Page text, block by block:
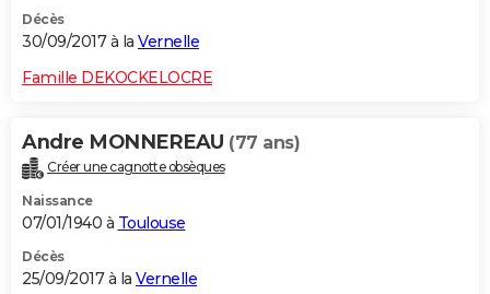
Décès
30/09/2017 à la Vernelle
Famille DEKOCKELOCRE
Andre MONNEREAU (77 ans)
Créer une cagnotte obsèques
Naissance
07/01/1940 à Toulouse
Décès
25/09/2017 à la Vernelle